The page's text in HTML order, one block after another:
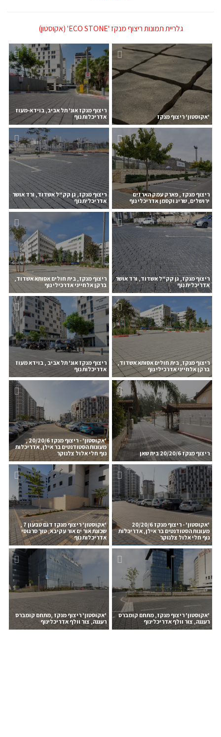
גלריית תמונות ריצוף מנקז 'ECO STONE' (אקוסטון)
'אקוסטון' ריצוף מנקז
ריצוף מנקז אונ' תל אביב, בוידא-מעוז
אדריכלות נוף
ריצוף מנקז , פארק עמק הארזים
ירושלים, שריג וקסמן אדריכלי נוף
ריצוף מנקז, גן קק"ל אשדוד, ורד אושר
אדריכלית נוף
ריצוף מנקז, גן קק"ל אשדוד, ורד אושר
אדריכלית נוף
ריצוף מנקז, בית חולים אסותא אשדוד,
ברקן אלחייני אדרכילי נוף
ריצוף מנקז, בית חולים אסותא אשדוד,
ברקן אלחייני אדרכילי נוף
ריצוף מנקז אונ' תל אביב , בוידא מעוז
אדריכלות נוף
ריצוף מנקז 20/20/6 בית שאן
'אקוסטון' - ריצוף מנקז 20/20/6 ,
מעונות הסטודנטים בר אילן, אדריכלות
נוף חלי אלול צלנוקר
'אקוסטון' - ריצוף מנקז 20/20/6
מעונות הסטודנטים בר אילן, אדריכלות
נוף חלי אלול צלנוקר
'אקוסטון' ריצוף מנקז דגם טבעון 7 ,
שכונת אור ים אור עקיבא, טוך סרגוסי
אדריכלות נוף
'אקוסטון' ריצוף מנקז, מתחם קומברס
רעננה, צור וולף אדריכלינוף
'אקוסטון' ריצוף מנקז ,מתחם קומברס
רעננה, צור וולף אדריכלינוף